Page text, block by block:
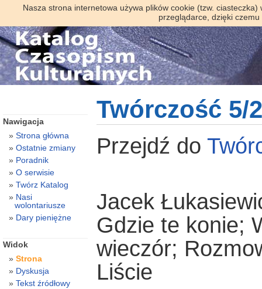
Nasza strona internetowa używa plików cookie (tzw.
przeglądarce, dzięki
Twórczość 5/
Przejdź do
Jacek
Gdzie te konie;
wieczór;
Liście
Nawigacja
Strona główna
Ostatnie zmiany
Poradnik
O serwisie
Twórz Katalog
Nasi
wolontariusze
Dary pieniężne
Widok
Strona
Dyskusja
Tekst źródłowy